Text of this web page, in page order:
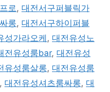
로 , 대전서구퍼블릭가
롱, 대전서구하이퍼블
성가라오케 , 대전유성노
전유성룸bar, 대전유성
유성룸살롱, 대전유성룸
, 대전유성셔츠룸싸롱, 대